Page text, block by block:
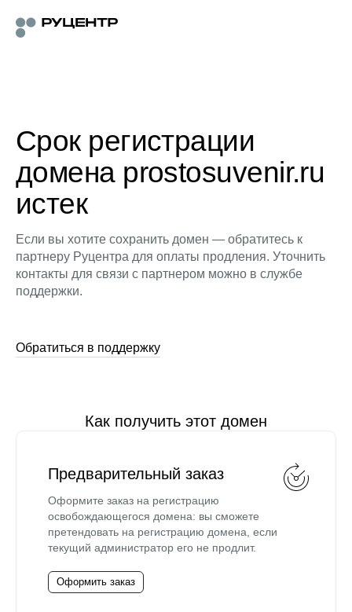
Срок регистрации
домена prostosuvenir.ru
истек
Если вы хотите сохранить домен — обратитесь к
партнеру Руцентра для оплаты продления. Уточнить
контакты для связи с партнером можно в службе
поддержки.
Обратиться в поддержку
Как получить этот домен
Предварительный заказ
Оформите заказ на регистрацию
освобождающегося домена: вы сможете
претендовать на регистрацию домена, если
текущий администратор его не продлит.
Оформить заказ